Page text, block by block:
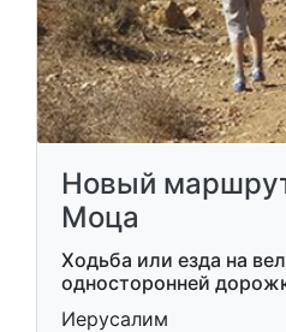
Новый
Моца
Ходьба или езда на
односторонней
Иерусалим